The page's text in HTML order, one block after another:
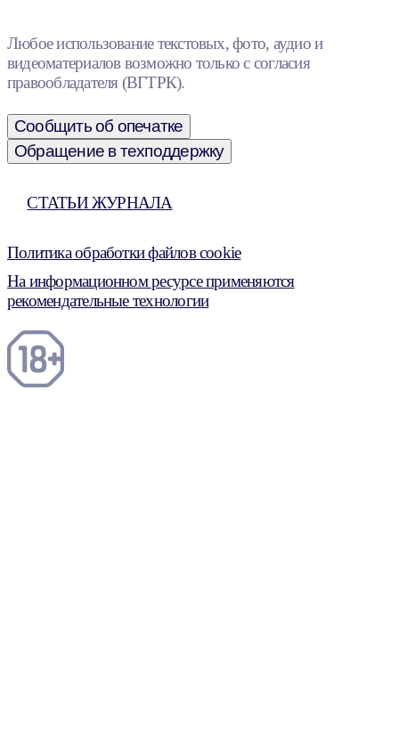
Любое использование текстовых, фото, аудио и
видеоматериалов возможно только с согласия
правообладателя (ВГТРК).
Сообщить об опечатке
Обращение в техподдержку
СТАТЬИ ЖУРНАЛА
Политика обработки файлов cookie
На информационном ресурсе применяются
рекомендательные технологии